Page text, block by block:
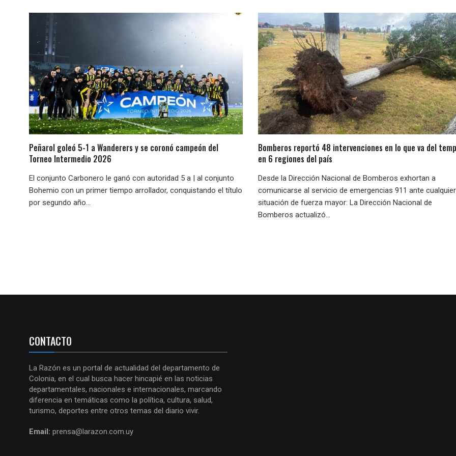
Peñarol goleó 5-1 a Wanderers y se coronó campeón del
Torneo Intermedio 2026
El conjunto Carbonero le ganó con autoridad 5 a | al conjunto
Bohemio con un primer tiempo arrollador, conquistando el título
por segundo año...
Bomberos reportó 48 intervenciones en lo que va del
en 6 regiones del país
Desde la Dirección Nacional de Bomberos exhortan a
comunicarse al servicio de emergencias 911 ante cualquier
situación de fuerza mayor: La Dirección Nacional de
Bomberos actualizó...
CONTACTO
La Razón es un portal de actualidad del departamento de
Colonia, en el cual busca hacer hincapié en las noticias
departamentales, nacionales e internacionales, marcando
diferencia en temáticas como la política, cultura, salud,
turismo, deportes entre otros temas del diario vivir.
Email: prensa@larazon.com.uy